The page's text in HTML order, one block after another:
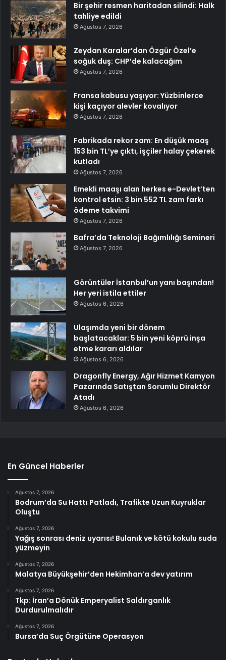
Bir şehir resmen haritadan silindi: Halk
tahliye edildi
Ağustos 7, 2026
Zeydan Karalar’dan Özgür Özel’e
soğuk duş: CHP’de kalacağım
Ağustos 7, 2026
Fransa kabusu yaşıyor: Yüzbinlerce
kişi kaçıyor alevler kovalıyor
Ağustos 7, 2026
Fabrikada rekor zam: En düşük maaş
153 bin TL’ye çıktı, işçiler halay çekerek
kutladı
Ağustos 7, 2026
Emekli maaşı alan herkes e-Devlet’ten
kontrol etsin: 3 bin 552 TL zam farkı
ödeme takvimi
Ağustos 7, 2026
Bafra’da Teknoloji Bağımlılığı Semineri
Ağustos 7, 2026
Görüntüler İstanbul’un yanı başından!
Her yeri istila ettiler
Ağustos 6, 2026
Ulaşımda yeni bir dönem
başlatacaklar: 5 bin yeni köprü inşa
etme kararı aldılar
Ağustos 6, 2026
Dragonfly Energy, Ağır Hizmet Kamyon
Pazarında Satıştan Sorumlu Direktör
Atadı
Ağustos 6, 2026
En Güncel Haberler
Ağustos 7, 2026
Bodrum’da Su Hattı Patladı, Trafikte Uzun Kuyruklar
Oluştu
Ağustos 7, 2026
Yağış sonrası deniz uyarısı! Bulanık ve kötü kokulu suda
yüzmeyin
Ağustos 7, 2026
Malatya Büyükşehir’den Hekimhan’a dev yatırım
Ağustos 7, 2026
Tkp: İran’a Dönük Emperyalist Saldırganlık
Durdurulmalıdır
Ağustos 7, 2026
Bursa’da Suç Örgütüne Operasyon